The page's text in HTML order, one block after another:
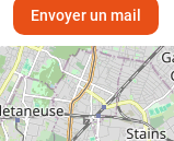
Envoyer un mail